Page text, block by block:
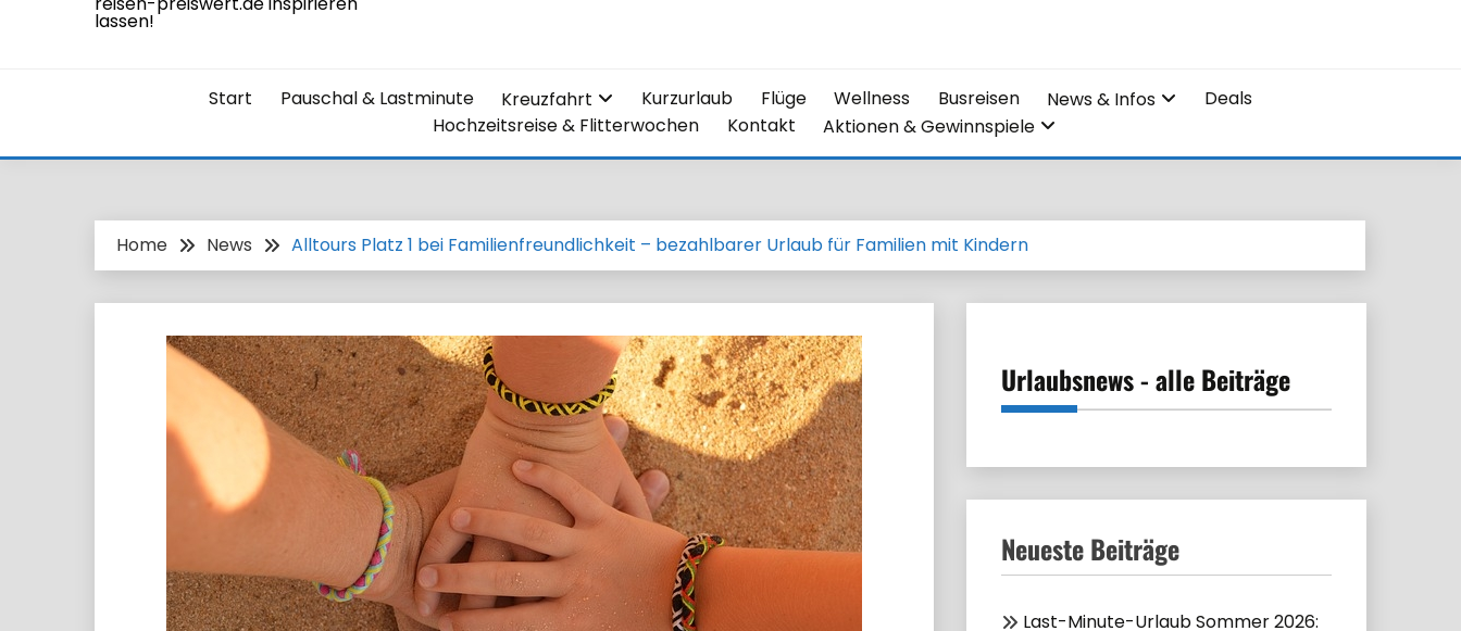
lassen!
Start Pauschal & Lastminute Kreuzfahrt Kurzurlaub Flüge Wellness Busreisen News & Infos
Deals
Hochzeitsreise & Flitterwochen
Kontakt Aktionen & Gewinnspiele
Home News Alltours Platz 1 bei Familienfreundlichkeit – bezahlbarer Urlaub für Familien mit Kindern
Urlaubsnews - alle Beiträge
Neueste Beiträge
Last-Minute-Urlaub Sommer 2026: